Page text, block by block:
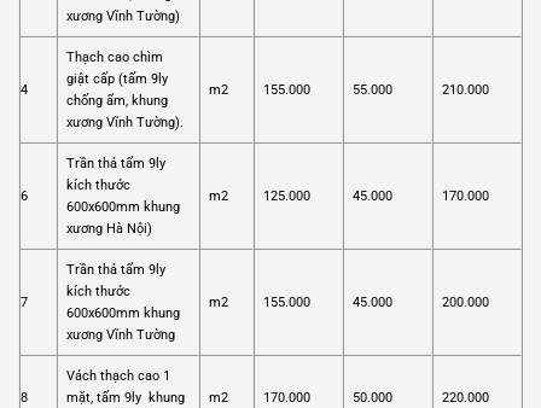
xương Vĩnh Tường)
4
Thạch cao chìm
giật cấp (tấm 9ly
chống ẩm, khung
xương Vĩnh Tường).
m2 155.000 55.000 210.000
6
Trần thả tấm 9ly
kích thước
600x600mm khung
xương Hà Nội)
m2 125.000 45.000 170.000
7
Trần thả tấm 9ly
kích thước
600x600mm khung
xương Vĩnh Tường
m2 155.000 45.000 200.000
8
Vách thạch cao 1
mặt, tấm 9ly khung
m2 170.000 50.000 220.000